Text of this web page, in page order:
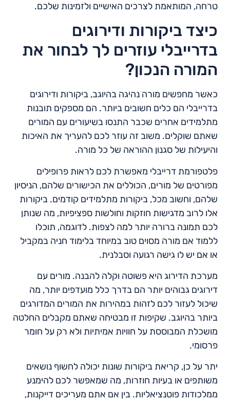
טרחה, המותאמת לצרכים האישיים ולזמינות שלכם.
כיצד ביקורות ודירוגים
בדרייבלי עוזרים לך לבחור את
המורה הנכון?
כאשר מחפשים מורה נהיגה בהיוגב, ביקורות ודירוגים
בדרייבלי הם כלים חשובים ביותר. הם מספקים תובנות
מתלמידים אחרים שכבר התנסו בשיעורים עם המורים
שאתם שוקלים. משוב זה עוזר לכם להעריך את האיכות
והיעילות של סגנון ההוראה של כל מורה.
פלטפורמת דרייבלי מאפשרת לכם לראות פרופילים
מפורטים של מורים, הכוללים את הכישורים שלהם, הניסיון
שלהם, וחשוב מכל, ביקורות מתלמידים קודמים. ביקורות
אלו לרוב מדגישות חוזקות וחולשות ספציפיות, מה שנותן
לכם תמונה ברורה יותר למה לצפות. לדוגמה, תוכלו
ללמוד אם מורה מסוים טוב במיוחד בלימוד חניה במקביל
או אם יש לו גישה רגועה וסבלנית.
מערכת הדירוג היא פשוטה וקלה להבנה. מורים עם
דירוגים גבוהים יותר הם בדרך כלל מועדפים יותר, מה
שיכול לעזור לכם לזהות במהירות את המורים המדורגים
ביותר בהיוגב. שקיפות זו מבטיחה שאתם מקבלים החלטה
מושכלת המבוססת על חוויות אמיתיות ולא רק על חומר
פרסומי.
יתר על כן, קריאת ביקורות שונות יכולה לחשוף נושאים
משותפים או בעיות חוזרות, מה שמאפשר לכם להימנע
ממלכודות פוטנציאליות. בין אם אתם מעריכים דייקנות,